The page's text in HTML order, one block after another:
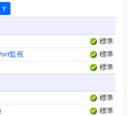
標準
監視
標準
標準
標準
標準